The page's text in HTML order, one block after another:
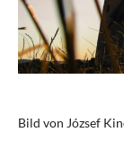
Bild von József